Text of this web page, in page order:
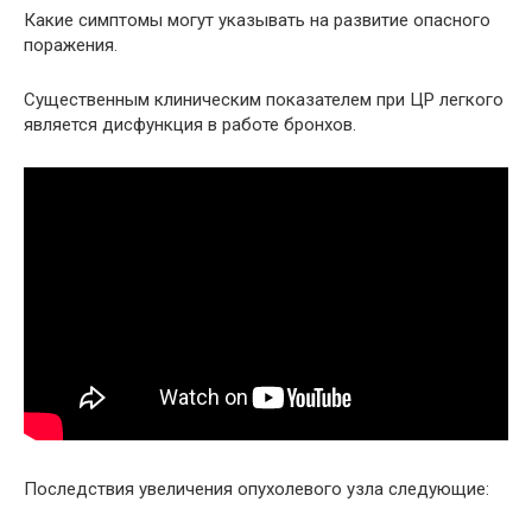
Какие симптомы могут указывать на развитие опасного
поражения.
Существенным клиническим показателем при ЦР легкого
является дисфункция в работе бронхов.
Последствия увеличения опухолевого узла следующие: